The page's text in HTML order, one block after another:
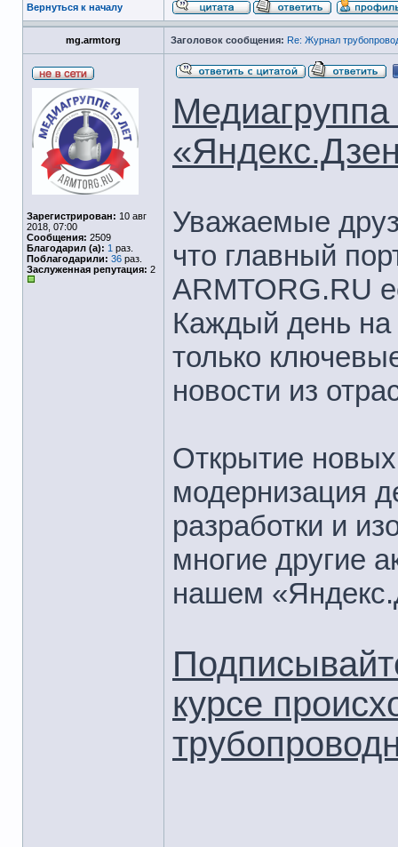
Вернуться к началу
mg.armtorg Заголовок сообщения: Re: Журнал
Зарегистрирован: 10 авг
2018, 07:00
Сообщения: 2509
Благодарил (а): 1 раз.
Поблагодарили: 36 раз.
Заслуженная репутация: 2
Уважаемые
что главный
ARMTORG.RU
Каждый день
только
новости из
Открытие
модернизация
разработки и
многие другие
нашем
курсе